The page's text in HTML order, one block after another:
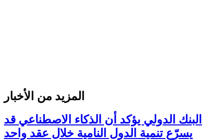
المزيد من الأخبار
البنك الدولي يؤكد أن الذكاء الاصطناعي قد
يسرّع تنمية الدول النامية خلال عقد واحد